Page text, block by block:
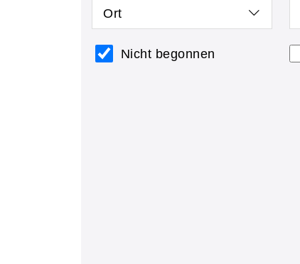
Ort
Nicht begonnen